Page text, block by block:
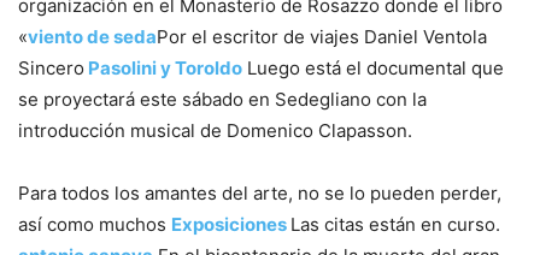
organización en el Monasterio de Rosazzo donde el libro
«viento de sedaPor el escritor de viajes Daniel Ventola
Sincero Pasolini y Toroldo Luego está el documental que
se proyectará este sábado en Sedegliano con la
introducción musical de Domenico Clapasson.
Para todos los amantes del arte, no se lo pueden perder,
así como muchos Exposiciones Las citas están en curso.